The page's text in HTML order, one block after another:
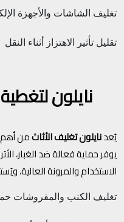
تغليف الشاشات والأجهزة
تقليل تأثير الاهتزاز أثناء النقل
نايلون
يُعدنايلون تغليف الأثاثمن أهم
يوفر حماية فعالة ضد الغبار،
الاستخدام والمرونة العالية،
تغليف الكنب والمفروشات